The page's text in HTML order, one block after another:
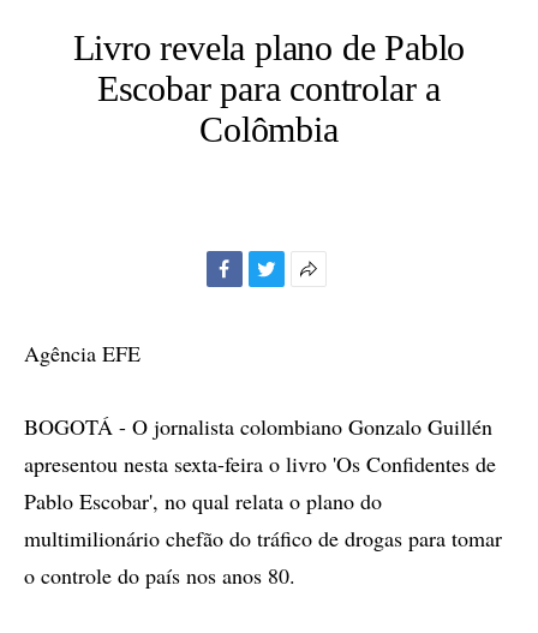
Livro revela plano de Pablo
Escobar para controlar a
Colômbia
Agência EFE
BOGOTÁ - O jornalista colombiano Gonzalo Guillén
apresentou nesta sexta-feira o livro 'Os Confidentes de
Pablo Escobar', no qual relata o plano do
multimilionário chefão do tráfico de drogas para tomar
o controle do país nos anos 80.